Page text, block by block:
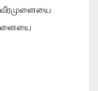
வீரமுனையை